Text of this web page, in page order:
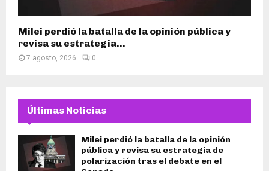
Milei perdió la batalla de la opinión pública y
revisa su estrategia...
7 agosto, 2026 0
Últimas Noticias
Milei perdió la batalla de la opinión
pública y revisa su estrategia de
polarización tras el debate en el